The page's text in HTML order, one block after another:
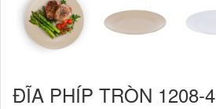
ĐĨA PHÍP TRÒN 1208-4